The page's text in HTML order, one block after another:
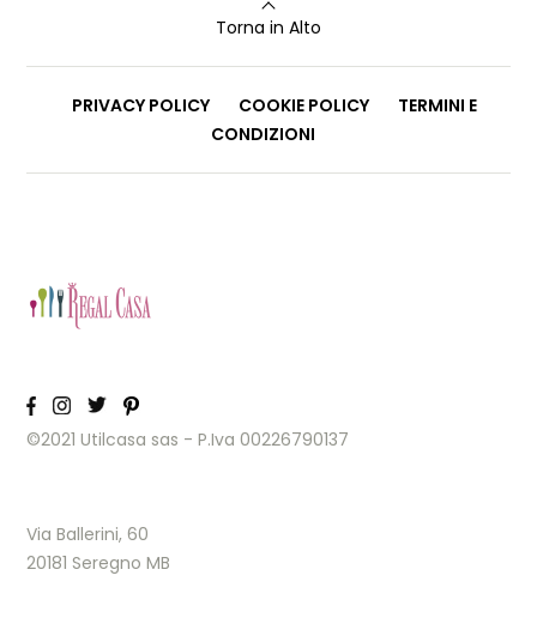
Torna in Alto
PRIVACY POLICY COOKIE POLICY
TERMINI E
CONDIZIONI
©2021 Utilcasa sas - P.Iva 00226790137
Via Ballerini, 60
20181 Seregno MB